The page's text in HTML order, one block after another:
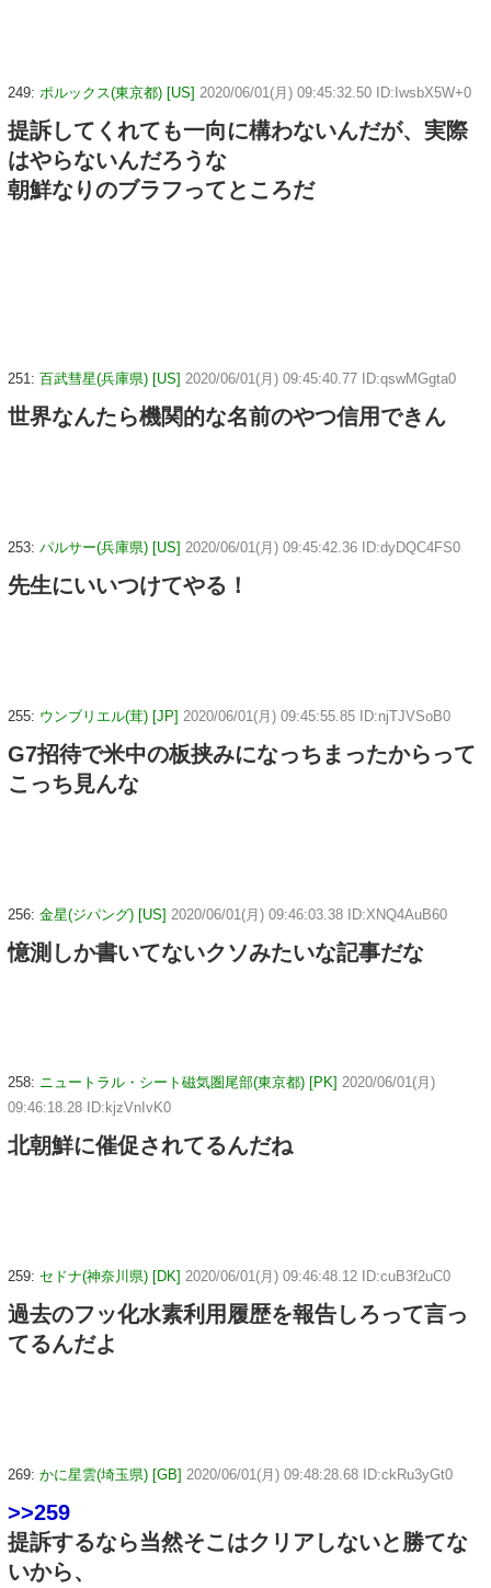
249: ポルックス(東京都) [US] 2020/06/01(月) 09:45:32.50 ID:IwsbX5W+0
提訴してくれても一向に構わないんだが、実際
はやらないんだろうな
朝鮮なりのブラフってところだ
251: 百武彗星(兵庫県) [US] 2020/06/01(月) 09:45:40.77 ID:qswMGgta0
世界なんたら機関的な名前のやつ信用できん
253: パルサー(兵庫県) [US] 2020/06/01(月) 09:45:42.36 ID:dyDQC4FS0
先生にいいつけてやる！
255: ウンブリエル(茸) [JP] 2020/06/01(月) 09:45:55.85 ID:njTJVSoB0
G7招待で米中の板挟みになっちまったからって
こっち見んな
256: 金星(ジパング) [US] 2020/06/01(月) 09:46:03.38 ID:XNQ4AuB60
憶測しか書いてないクソみたいな記事だな
258: ニュートラル・シート磁気圏尾部(東京都) [PK] 2020/06/01(月)
09:46:18.28 ID:kjzVnIvK0
北朝鮮に催促されてるんだね
259: セドナ(神奈川県) [DK] 2020/06/01(月) 09:46:48.12 ID:cuB3f2uC0
過去のフッ化水素利用履歴を報告しろって言っ
てるんだよ
269: かに星雲(埼玉県) [GB] 2020/06/01(月) 09:48:28.68 ID:ckRu3yGt0
>>259
提訴するなら当然そこはクリアしないと勝てな
いから、